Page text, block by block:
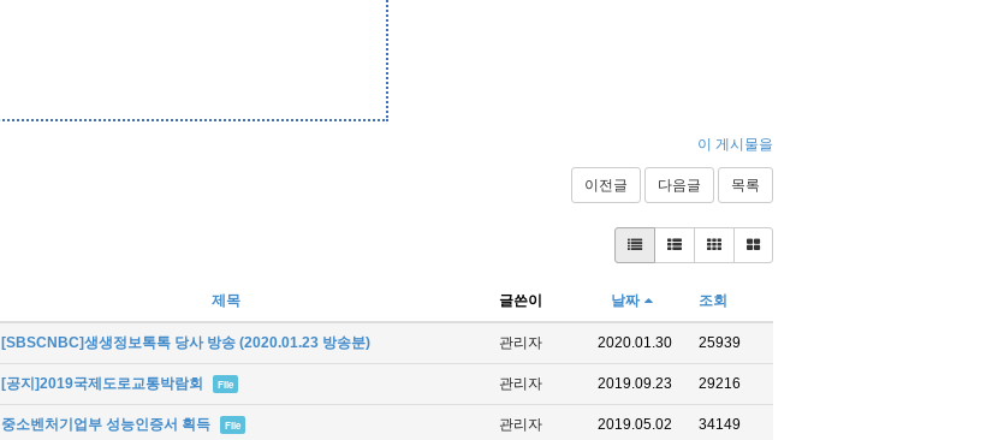
이 게시물을
이전글 다음글 목록
제목 글쓴이 날짜 조회
[SBSCNBC]생생정보톡톡 당사 방송 (2020.01.23 방송분) 관리자 2020.01.30 25939
[공지]2019국제도로교통박람회 File 관리자 2019.09.23 29216
중소벤처기업부 성능인증서 획득 File 관리자 2019.05.02 34149